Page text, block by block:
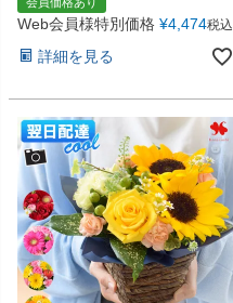
Web会員様特別価格 ¥4,474税込
詳細を見る